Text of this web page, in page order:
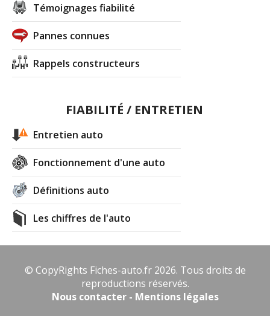
Témoignages fiabilité
Pannes connues
Rappels constructeurs
FIABILITÉ / ENTRETIEN
Entretien auto
Fonctionnement d'une auto
Définitions auto
Les chiffres de l'auto
© CopyRights Fiches-auto.fr 2026. Tous droits de
reproductions réservés.
Nous contacter - Mentions légales